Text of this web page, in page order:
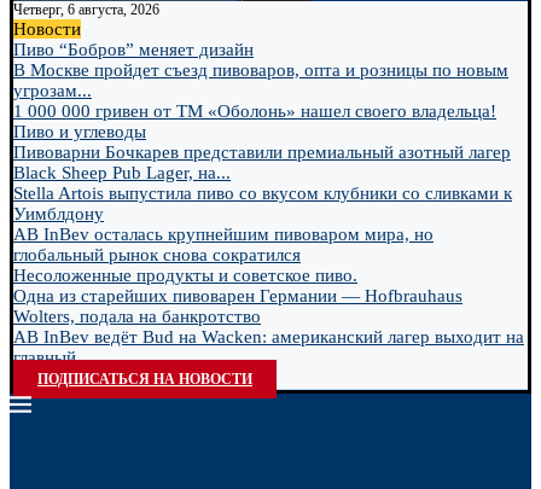
Четверг, 6 августа, 2026
Новости
Пиво “Бобров” меняет дизайн
В Москве пройдет съезд пивоваров, опта и розницы по новым
угрозам...
1 000 000 гривен от ТМ «Оболонь» нашел своего владельца!
Пиво и углеводы
Пивоварни Бочкарев представили премиальный азотный лагер
Black Sheep Pub Lager, на...
Stella Artois выпустила пиво со вкусом клубники со сливками к
Уимблдону
AB InBev осталась крупнейшим пивоваром мира, но
глобальный рынок снова сократился
Несоложенные продукты и советское пиво.
Одна из старейших пивоварен Германии — Hofbrauhaus
Wolters, подала на банкротство
AB InBev ведёт Bud на Wacken: американский лагер выходит на
главный...
ПОДПИСАТЬСЯ НА НОВОСТИ